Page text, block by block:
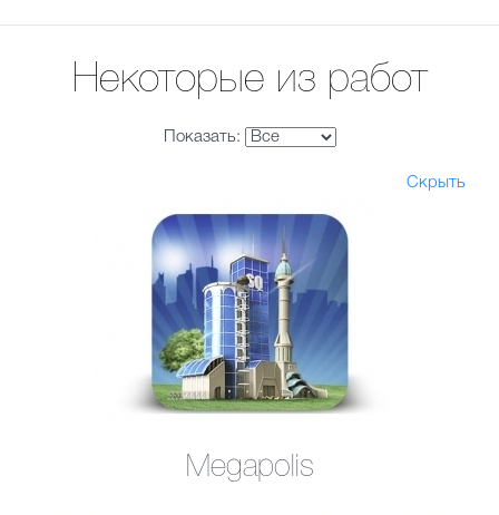
Некоторые из работ
Показать:
Скрыть
Megapolis